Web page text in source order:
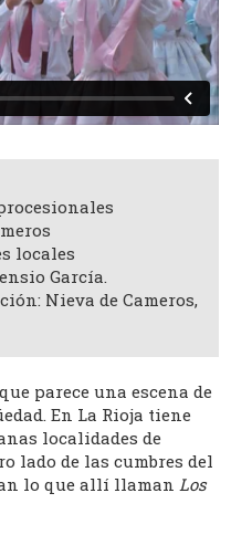
locales
García.
Nieva de Cameros,
parece una escena de
En La Rioja tiene
localidades de
lado de las cumbres del
lo que allí llaman Los